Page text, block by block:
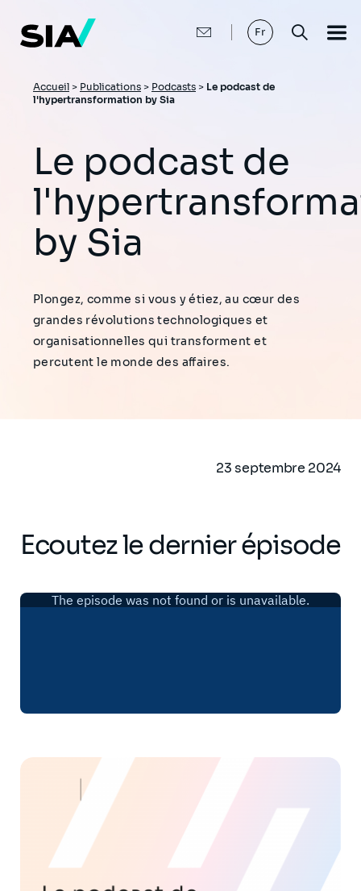
contenu
principal
Fr
Fil
d'Ariane
Accueil > Publications > Podcasts > Le podcast de
l'hypertransformation by Sia
Le podcast de
by Sia
Plongez, comme si vous y étiez, au cœur des
grandes révolutions technologiques et
organisationnelles qui transforment et
percutent le monde des affaires.
23 septembre 2024
Ecoutez le dernier épisode